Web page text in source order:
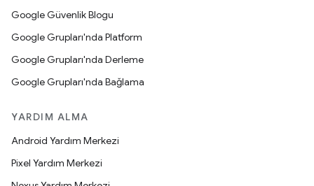
Google Güvenlik Blogu
Google Grupları'nda Platform
Google Grupları'nda Derleme
Google Grupları'nda Bağlama
YARDIM ALMA
Android Yardım Merkezi
Pixel Yardım Merkezi